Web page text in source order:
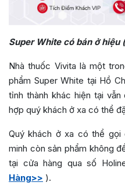
Super White có bán ở
Nhà thuốc Vivita là một
phẩm Super White tại Hồ
tỉnh thành khác hiện tại
hợp quý khách ở xa có thể
Quý khách ở xa có thể
minh còn sản phẩm không
tại cửa hàng qua số
Hàng>> ).